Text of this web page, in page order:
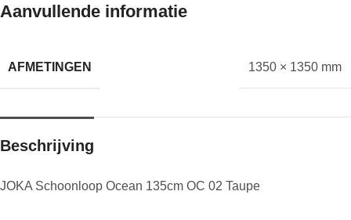
Aanvullende informatie
AFMETINGEN 1350 × 1350 mm
Beschrijving
JOKA Schoonloop Ocean 135cm OC 02 Taupe